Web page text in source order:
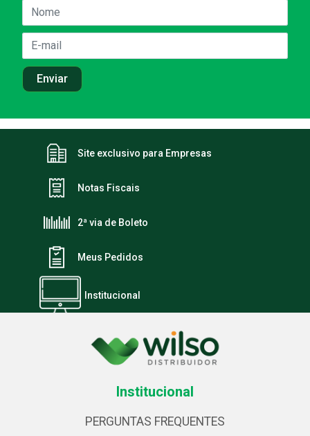
Site exclusivo para Empresas
Notas Fiscais
2ª via de Boleto
Meus Pedidos
Institucional
Institucional
PERGUNTAS FREQUENTES